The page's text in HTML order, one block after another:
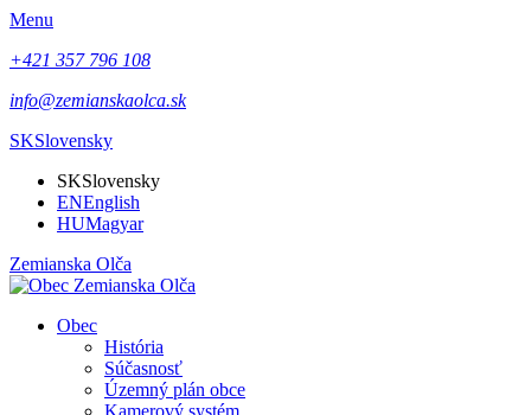
Menu
+421 357 796 108
info@zemianskaolca.sk
SKSlovensky
SKSlovensky
ENEnglish
HUMagyar
Zemianska Olča
Obec
História
Súčasnosť
Územný plán obce
Kamerový systém